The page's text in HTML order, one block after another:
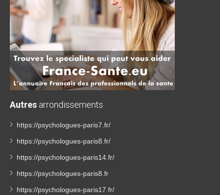
Autres arrondissements
https://psychologues-paris7.fr/
https://psychologues-paris8.fr/
https://psychologues-paris14.fr/
https://psychologues-paris8.fr
https://psychologues-paris17.fr/